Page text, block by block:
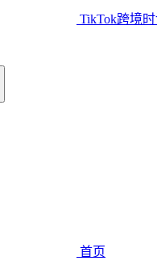
TikTok跨境
首页